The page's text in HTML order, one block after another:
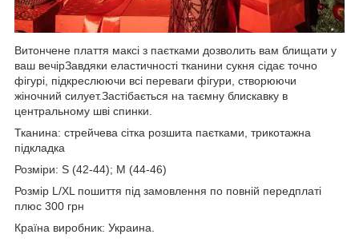
Витончене плаття максі з паєтками дозволить вам блищати у
ваш вечірЗавдяки еластичності тканини сукня сідає точно
фігурі, підкреслюючи всі переваги фігури, створюючи
жіночний силует.Застібається на таємну блискавку в
центральному шві спинки.
Тканина: стрейчева сітка розшита паєтками, трикотажна
підкладка
Розміри: S (42-44); M (44-46)
Розмір L/XL пошиття під замовлення по повній передплаті
плюс 300 грн
Країна виробник: Украина.